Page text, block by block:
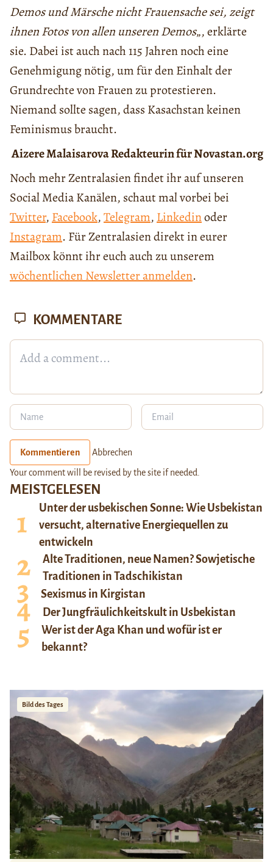
Demos und Märsche nicht Frauensache sei, zeigt
ihnen Fotos von allen unseren Demos„, erklärte
sie. Dabei ist auch nach 115 Jahren noch eine
Genehmigung nötig, um für den Einhalt der
Grundrechte von Frauen zu protestieren.
Niemand sollte sagen, dass Kasachstan keinen
Feminismus braucht.
Aizere MalaisarovaRedakteurin für Novastan.org
Noch mehr Zentralasien findet ihr auf unseren
Social Media Kanälen, schaut mal vorbei bei
Twitter, Facebook,Telegram, Linkedinoder
Instagram. Für Zentralasien direkt in eurer
Mailbox könnt ihr euch auch zu unserem
wöchentlichen Newsletter anmelden.
MEISTGELESEN
Unter der usbekischen Sonne: Wie Usbekistan
versucht, alternative Energiequellen zu
entwickeln
Alte Traditionen, neue Namen? Sowjetische
Traditionen in Tadschikistan
Sexismus in Kirgistan
Der Jungfräulichkeitskult in Usbekistan
Wer ist der Aga Khan und wofür ist er
bekannt?
Bild des Tages
KOMMENTARE
Kommentieren Abbrechen
Your comment will be revised by the site if needed.